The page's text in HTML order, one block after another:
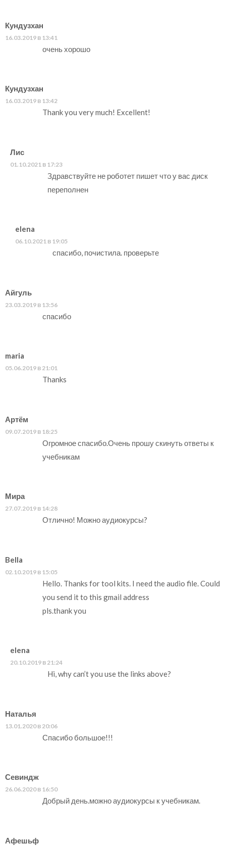
Кундузхан
16.03.2019 в 13:41
очень хорошо
Кундузхан
16.03.2019 в 13:42
Thank you very much! Excellent!
Лис
01.10.2021 в 17:23
Здравствуйте не роботет пишет что у вас диск
переполнен
elena
06.10.2021 в 19:05
спасибо, почистила. проверьте
Айгуль
23.03.2019 в 13:56
спасибо
maria
05.06.2019 в 21:01
Thanks
Артём
09.07.2019 в 18:25
Огромное спасибо.Очень прошу скинуть ответы к
учебникам
Мира
27.07.2019 в 14:28
Отлично! Можно аудиокурсы?
Bella
02.10.2019 в 15:05
Hello. Thanks for tool kits. I need the audio file. Could
you send it to this gmail address
pls.thank you
elena
20.10.2019 в 21:24
Hi, why can’t you use the links above?
Наталья
13.01.2020 в 20:06
Спасибо большое!!!
Севиндж
26.06.2020 в 16:50
Добрый день.можно аудиокурсы к учебникам.
Афешьф